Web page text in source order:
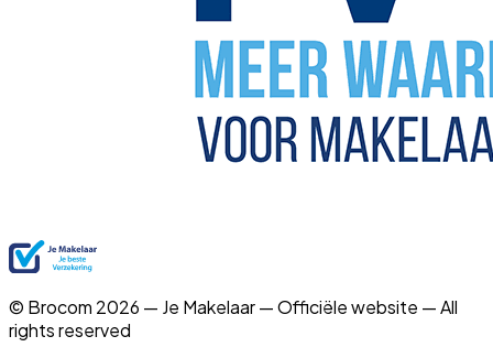
© Brocom 2026 — Je Makelaar — Officiële website — All
rights reserved